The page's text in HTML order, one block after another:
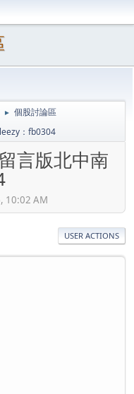
► 個股討論區
：fb0304
言版北中南
10:02 AM
USER ACTIONS